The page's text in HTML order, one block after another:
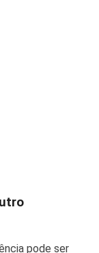
pode ser